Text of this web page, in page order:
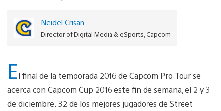
Neidel Crisan
Director of Digital Media & eSports, Capcom
El final de la temporada 2016 de Capcom Pro Tour se
acerca con Capcom Cup 2016 este fin de semana, el 2 y 3
de diciembre. 32 de los mejores jugadores de Street